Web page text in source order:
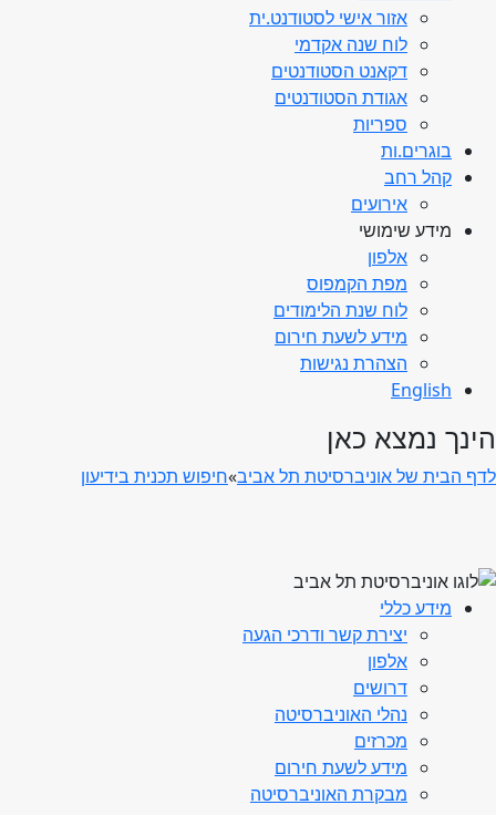
אזור אישי לסטודנט.ית
לוח שנה אקדמי
דקאנט הסטודנטים
אגודת הסטודנטים
ספריות
בוגרים.ות
קהל רחב
אירועים
מידע שימושי
אלפון
מפת הקמפוס
לוח שנת הלימודים
מידע לשעת חירום
הצהרת נגישות
English
הינך נמצא כאן
לדף הבית של אוניברסיטת תל אביב»חיפוש תכנית בידיעון
מידע כללי
יצירת קשר ודרכי הגעה
אלפון
דרושים
נהלי האוניברסיטה
מכרזים
מידע לשעת חירום
מבקרת האוניברסיטה